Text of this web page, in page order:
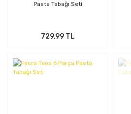
Pasta Tabağı Seti
729,99 TL